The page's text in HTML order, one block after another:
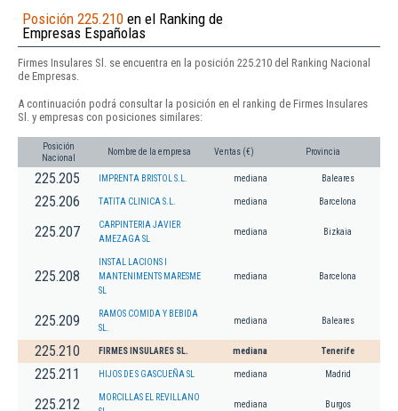
Posición 225.210 en el Ranking de
Empresas Españolas
Firmes Insulares Sl. se encuentra en la posición 225.210 del Ranking Nacional
de Empresas.
A continuación podrá consultar la posición en el ranking de Firmes Insulares
Sl. y empresas con posiciones similares:
Posición
Nacional
Nombre de la empresa Ventas (€) Provincia
225.205 IMPRENTA BRISTOL S.L. mediana Baleares
225.206 TATITA CLINICA S.L. mediana Barcelona
225.207
CARPINTERIA JAVIER
AMEZAGA SL
mediana Bizkaia
225.208
INSTAL LACIONS I
MANTENIMENTS MARESME
SL
mediana Barcelona
225.209
RAMOS COMIDA Y BEBIDA
SL.
mediana Baleares
225.210 FIRMES INSULARES SL. mediana Tenerife
225.211 HIJOS DE S GASCUEÑA SL mediana Madrid
225.212
MORCILLAS EL REVILLANO
mediana Burgos